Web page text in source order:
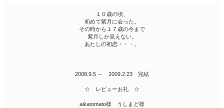
１０歳の頃、
初めて紫月に会った。
その時から１７歳の今まで
紫月しか見えない。
あたしの初恋・・・。
2008.9.5 ～ 2009.2.23 完結
☆ レビューお礼 ☆
aikatomato様 うしまど様